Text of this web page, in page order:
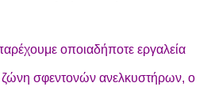
οποιαδήποτε εργαλεία
σφεντονών ανελκυστήρων, ο